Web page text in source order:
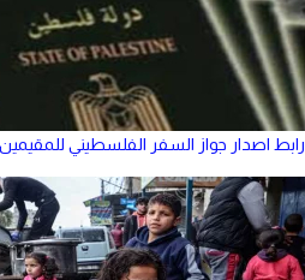
رابط اصدار جواز السفر الفلسطيني